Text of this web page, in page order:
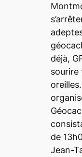
déjà,
sourire
de
Jean-